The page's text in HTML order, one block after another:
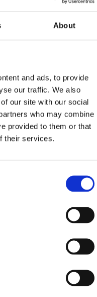
About
and ads, to provide
our traffic. We also
our site with our social
who may combine
provided to them or that
their services.
»